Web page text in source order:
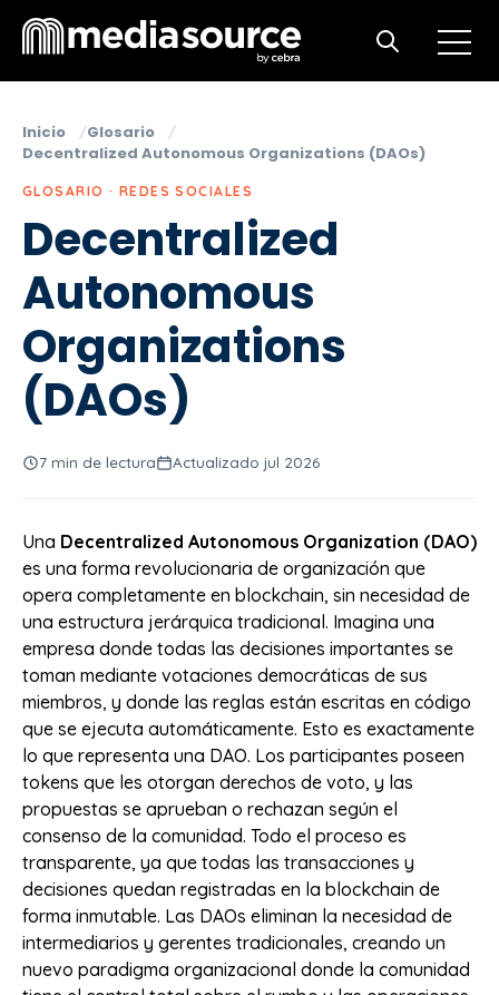
Open
Open search
Inicio
Glosario
Decentralized Autonomous Organizations (DAOs)
GLOSARIO · REDES SOCIALES
Decentralized
Autonomous
Organizations
(DAOs)
7 min de lectura Actualizado jul 2026
Una Decentralized Autonomous Organization (DAO)
es una forma revolucionaria de organización que
opera completamente en blockchain, sin necesidad de
una estructura jerárquica tradicional. Imagina una
empresa donde todas las decisiones importantes se
toman mediante votaciones democráticas de sus
miembros, y donde las reglas están escritas en código
que se ejecuta automáticamente. Esto es exactamente
lo que representa una DAO. Los participantes poseen
tokens que les otorgan derechos de voto, y las
propuestas se aprueban o rechazan según el
consenso de la comunidad. Todo el proceso es
transparente, ya que todas las transacciones y
decisiones quedan registradas en la blockchain de
forma inmutable. Las DAOs eliminan la necesidad de
intermediarios y gerentes tradicionales, creando un
nuevo paradigma organizacional donde la comunidad